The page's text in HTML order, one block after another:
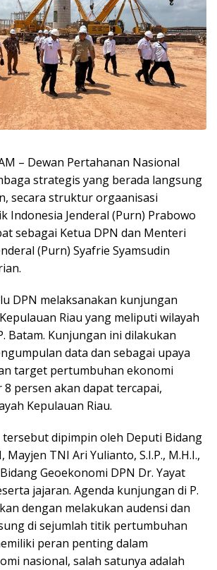
– Dewan Pertahanan Nasional
strategis yang berada langsung
secara struktur orgaanisasi
Indonesia Jenderal (Purn) Prabowo
sebagai Ketua DPN dan Menteri
(Purn) Syafrie Syamsudin
DPN melaksanakan kunjungan
Riau yang meliputi wilayah
Batam. Kunjungan ini dilakukan
data dan sebagai upaya
target pertumbuhan ekonomi
8 persen akan dapat tercapai,
Kepulauan Riau.
dipimpin oleh Deputi Bidang
Mayjen TNI Ari Yulianto, S.I.P., M.H.I.,
Geoekonomi DPN Dr. Yayat
jajaran. Agenda kunjungan di P.
dengan melakukan audensi dan
di sejumlah titik pertumbuhan
peran penting dalam
nasional, salah satunya adalah